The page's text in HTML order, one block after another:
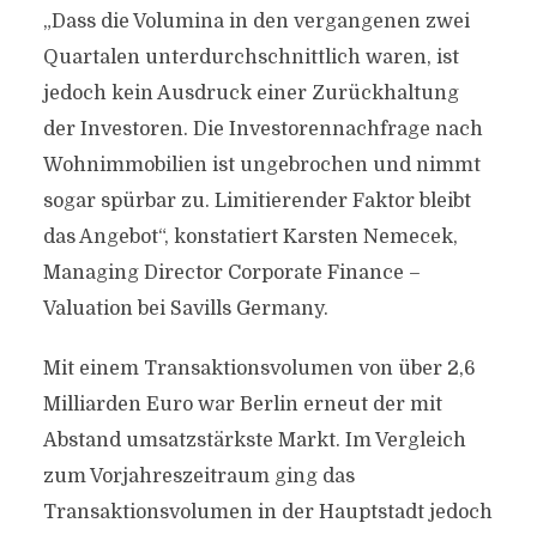
„Dass die Volumina in den vergangenen zwei
Quartalen unterdurchschnittlich waren, ist
jedoch kein Ausdruck einer Zurückhaltung
der Investoren. Die Investorennachfrage nach
Wohnimmobilien ist ungebrochen und nimmt
sogar spürbar zu. Limitierender Faktor bleibt
das Angebot“, konstatiert Karsten Nemecek,
Managing Director Corporate Finance –
Valuation bei Savills Germany.
Mit einem Transaktionsvolumen von über 2,6
Milliarden Euro war Berlin erneut der mit
Abstand umsatzstärkste Markt. Im Vergleich
zum Vorjahreszeitraum ging das
Transaktionsvolumen in der Hauptstadt jedoch